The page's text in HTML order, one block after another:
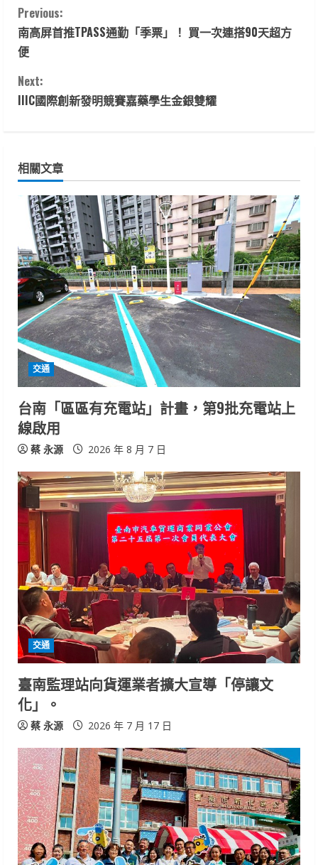
C
o
n
t
n
u
R
e
a
d
i
n
g
Previous:
南高屏首推TPASS通勤「季票」！ 買一次連搭90天超方
便
Next:
IIIC國際創新發明競賽嘉藥學生金銀雙耀
相關文章
交通
台南「區區有充電站」計畫，第9批充電站上
線啟用
蔡 永源 2026 年 8 月 7 日
交通
臺南監理站向貨運業者擴大宣導「停讓文
化」。
蔡 永源 2026 年 7 月 17 日